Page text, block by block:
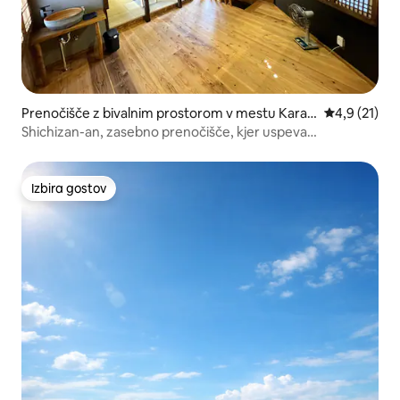
Prenočišče z bivalnim prostorom v mestu Karat
su
Povprečna
4,9 (21)
Shichizan-an, zasebno prenočišče, kjer uspeva
Izbira gostov
Izbira gostov